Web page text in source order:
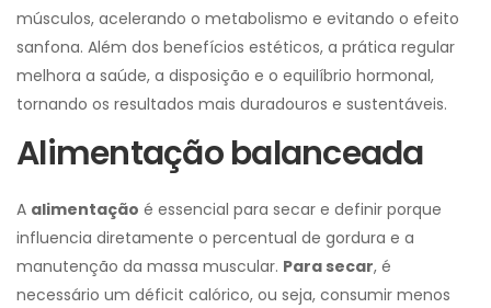
músculos, acelerando o metabolismo e evitando o efeito
sanfona. Além dos benefícios estéticos, a prática regular
melhora a saúde, a disposição e o equilíbrio hormonal,
tornando os resultados mais duradouros e sustentáveis.
Alimentação balanceada
A alimentação é essencial para secar e definir porque
influencia diretamente o percentual de gordura e a
manutenção da massa muscular. Para secar, é
necessário um déficit calórico, ou seja, consumir menos